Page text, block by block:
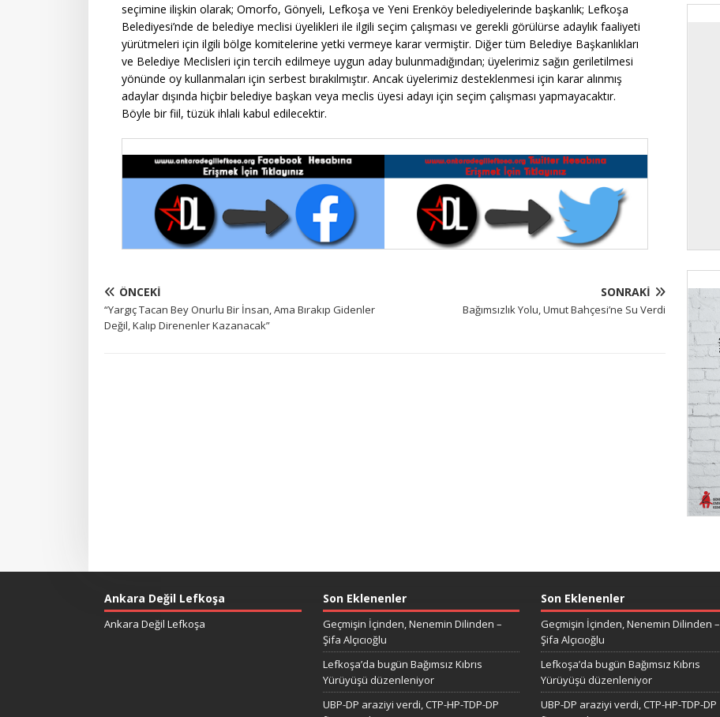
seçimine ilişkin olarak; Omorfo, Gönyeli, Lefkoşa ve Yeni Erenköy belediyelerinde başkanlık; Lefkoşa
Belediyesi’nde de belediye meclisi üyelikleri ile ilgili seçim çalışması ve gerekli görülürse adaylık faaliyeti
yürütmeleri için ilgili bölge komitelerine yetki vermeye karar vermiştir. Diğer tüm Belediye Başkanlıkları
ve Belediye Meclisleri için tercih edilmeye uygun aday bulunmadığından; üyelerimiz sağın geriletilmesi
yönünde oy kullanmaları için serbest bırakılmıştır. Ancak üyelerimiz desteklenmesi için karar alınmış
adaylar dışında hiçbir belediye başkan veya meclis üyesi adayı için seçim çalışması yapmayacaktır.
Böyle bir fiil,tüzük ihlali kabul edilecektir.
ÖNCEKI
“Yargıç Tacan Bey Onurlu Bir İnsan, Ama Bırakıp Gidenler
Değil, Kalıp Direnenler Kazanacak”
SONRAKI
Bağımsızlık Yolu, Umut Bahçesi’ne Su Verdi
Ankara Değil Lefkoşa
Ankara Değil Lefkoşa
Son Eklenenler
Geçmişin İçinden, Nenemin Dilinden –
Şifa Alçıcıoğlu
Lefkoşa’da bugün Bağımsız Kıbrıs
Yürüyüşü düzenleniyor
UBP-DP araziyi verdi, CTP-HP-TDP-DP
Son Eklenenler
Geçmişin İçinden, Nenemin Dilinden –
Şifa Alçıcıoğlu
Lefkoşa’da bugün Bağımsız Kıbrıs
Yürüyüşü düzenleniyor
UBP-DP araziyi verdi, CTP-HP-TDP-DP